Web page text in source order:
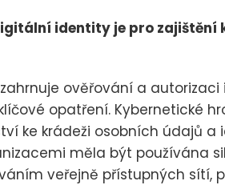
identity je pro
ověřování a
opatření. Kybernetické
ke krádeži osobních údajů
měla být používána
veřejně přístupných sítí,